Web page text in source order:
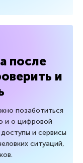
после
и
позаботиться
и о цифровой
и сервисы
ситуаций,